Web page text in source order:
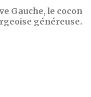
Gauche, le cocon
généreuse.